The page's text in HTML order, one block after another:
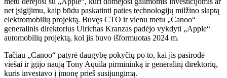
net įsigijimu, kaip būdu paskatinti paties technologijų milžino slaptą
elektromobilių projektą. Buvęs CTO ir vienu metu „Canoo“
generalinis direktorius Ulrichas Kranzas padėjo vykdyti „Apple“
automobilių projektą, kol jis buvo išformuotas 2024 m.
Tačiau „Canoo“ patyrė daugybę pokyčių po to, kai jis pasirodė
viešai ir įgijo naują Tony Aquila pirmininką ir generalinį direktorių,
kuris investavo į įmonę prieš susijungimą.